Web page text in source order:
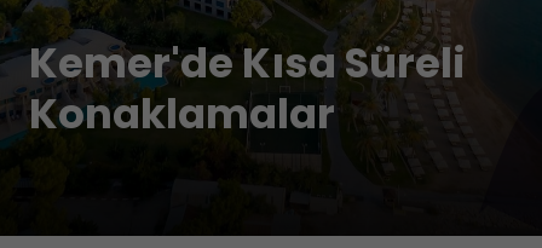
Kemer'de Kısa Süreli
Konaklamalar